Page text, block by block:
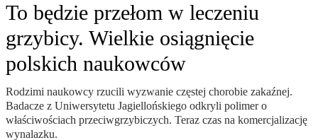
To będzie przełom w leczeniu
grzybicy. Wielkie osiągnięcie
polskich naukowców
Rodzimi naukowcy rzucili wyzwanie częstej chorobie zakaźnej.
Badacze z Uniwersytetu Jagiellońskiego odkryli polimer o
właściwościach przeciwgrzybiczych. Teraz czas na komercjalizację
wynalazku.